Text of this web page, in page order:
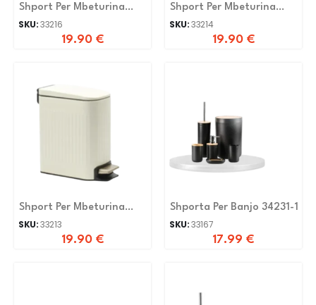
Shport Per Mbeturina
A05-T5-6L-EPG
SKU:33216
19.90 €
Shport Per Mbeturina
A05-T5-6L-MG
SKU:33214
19.90 €
Shport Per Mbeturina
A05-T5-6L-MW
SKU:33213
19.90 €
Shporta Per Banjo 34231-1
SKU:33167
17.99 €